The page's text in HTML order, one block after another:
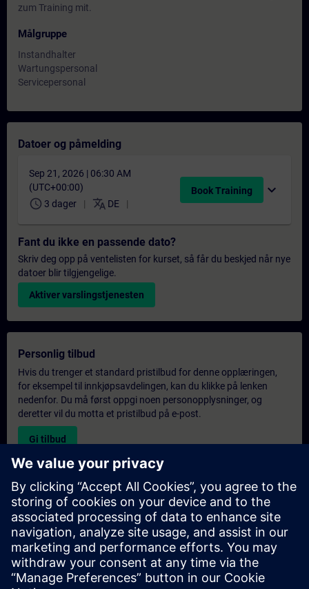
zum Training mit.
Målgruppe
Instandhalter
Wartungspersonal
Servicepersonal
Datoer og påmelding
Sep 21, 2026 | 06:30 AM
(UTC+00:00)
schedule 3 dager translate DE
Book Training expand_more
Fant du ikke en passende dato?
Skriv deg opp på ventelisten for kurset, så får du beskjed når nye
datoer blir tilgjengelige.
Aktiver varslingstjenesten
Personlig tilbud
Hvis du trenger et standard pristilbud for denne opplæringen,
for eksempel til innkjøpsavdelingen, kan du klikke på lenken
nedenfor. Du må først oppgi noen personopplysninger, og
deretter vil du motta et pristilbud på e-post.
Gi tilbud
Forespørsel om eksklusiv opplæring
Fyll ut skjemaet nedenfor hvis du ønsker et tilbud på et
eksklusivt kurs, enten på stedet, virtuelt eller på vårt SITRAIN-
kurssenter. Denne typen forespørsel passer for større grupper (6
personer eller flere). Etter at du har oppgitt kontaktinformasjon
og kursbehov, vil du motta et tilbud fra oss.